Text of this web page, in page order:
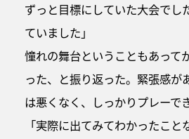
ずっと目標にしていた大会でし
ていました」
憧れの舞台ということもあって
った、と振り返った。緊張感が
は悪くなく、しっかりプレーで
「実際に出てみてわかったこと